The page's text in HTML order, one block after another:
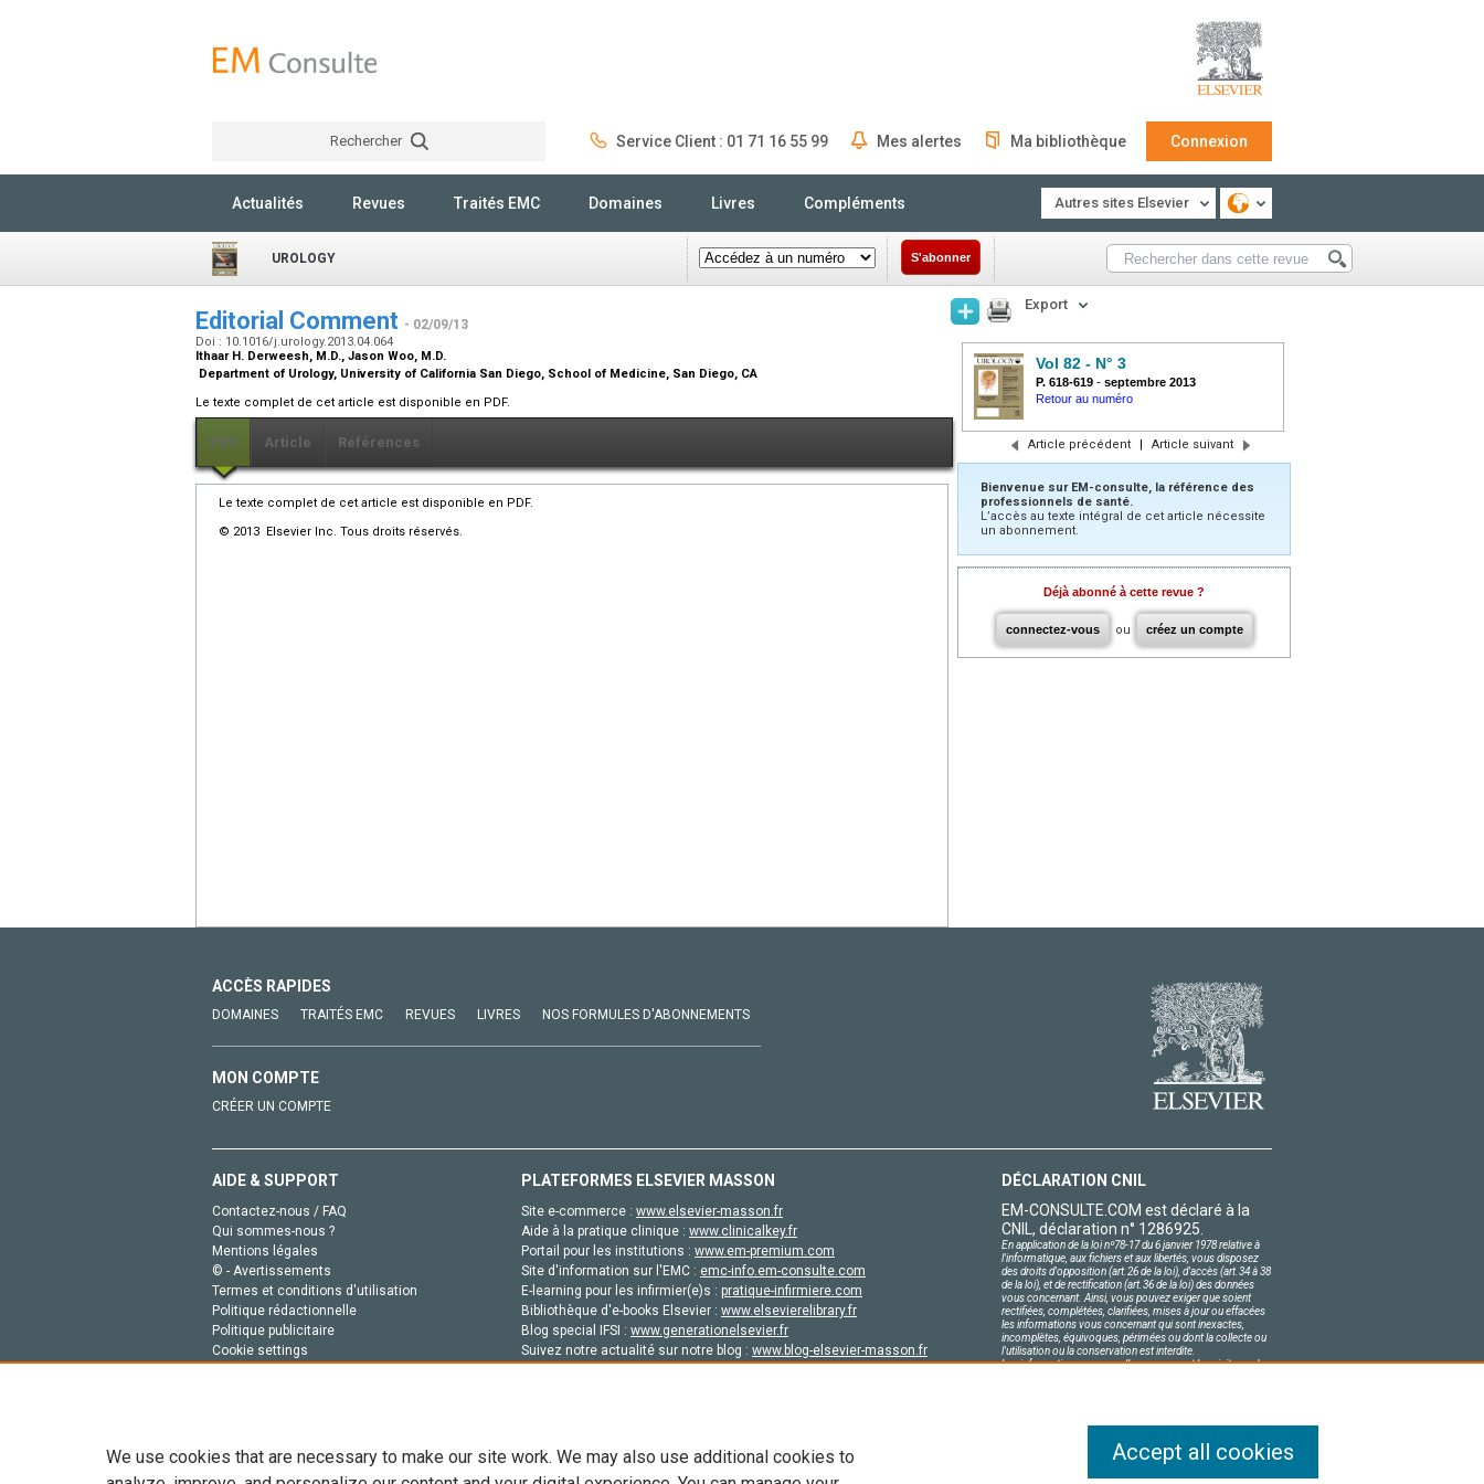
Rechercher Service Client : 01 71 16 55 99 Mes alertes Ma bibliothèque Connexion
Actualités Revues Traités EMC Domaines Livres Compléments Autres sites Elsevier
UROLOGY S'abonner
Editorial Comment - 02/09/13
Doi : 10.1016/j.urology.2013.04.064
Ithaar H. Derweesh, M.D., Jason Woo, M.D.
Department of Urology, University of California San Diego, School of Medicine, San Diego, CA
Le texte complet de cet article est disponible en PDF.
PDF Article Références
Le texte complet de cet article est disponible en PDF.
© 2013 Elsevier Inc. Tous droits réservés.
Export
Vol 82 - N° 3
P. 618-619 - septembre 2013
Retour au numéro
Article précédent | Article suivant
Bienvenue sur EM-consulte, la référence des
professionnels de santé.
L’accès au texte intégral de cet article nécessite
un abonnement.
Déjà abonné à cette revue ?
connectez-vous ou créez un compte
ACCÈS RAPIDES
DOMAINES TRAITÉS EMC REVUES LIVRES NOS FORMULES D'ABONNEMENTS
MON COMPTE
CRÉER UN COMPTE
AIDE & SUPPORT
Contactez-nous / FAQ
Qui sommes-nous ?
Mentions légales
© - Avertissements
Termes et conditions d'utilisation
Politique rédactionnelle
Politique publicitaire
Cookie settings
PLATEFORMES ELSEVIER MASSON
Site e-commerce : www.elsevier-masson.fr
Aide à la pratique clinique : www.clinicalkey.fr
Portail pour les institutions : www.em-premium.com
Site d'information sur l'EMC : emc-info.em-consulte.com
E-learning pour les infirmier(e)s : pratique-infirmiere.com
Bibliothèque d'e-books Elsevier : www.elsevierelibrary.fr
Blog special IFSI : www.generationelsevier.fr
Suivez notre actualité sur notre blog : www.blog-elsevier-masson.fr
DÉCLARATION CNIL
EM-CONSULTE.COM est déclaré à la
CNIL, déclaration n° 1286925.
En application de la loi nº78-17 du 6 janvier 1978 relative à
l'informatique, aux fichiers et aux libertés, vous disposez
des droits d'opposition (art.26 de la loi), d'accès (art.34 à 38
de la loi), et de rectification (art.36 de la loi) des données
vous concernant. Ainsi, vous pouvez exiger que soient
rectifiées, complétées, clarifiées, mises à jour ou effacées
les informations vous concernant qui sont inexactes,
incomplètes, équivoques, périmées ou dont la collecte ou
l'utilisation ou la conservation est interdite.
Les informations personnelles concernant les visiteurs de
We use cookies that are necessary to make our site work. We may also use additional cookies to
Accept all cookies